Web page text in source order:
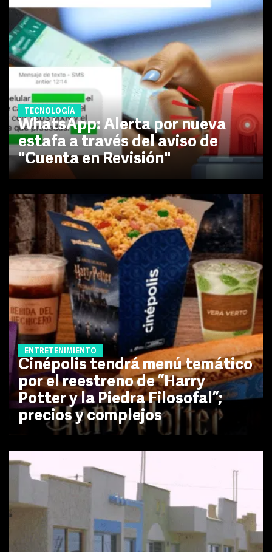
TECNOLOGÍA
WhatsApp: Alerta por nueva
estafa a través del aviso de
"Cuenta en Revisión"
ENTRETENIMIENTO
Cinépolis tendrá menú temático
por el reestreno de ”Harry
Potter y la Piedra Filosofal”;
precios y complejos